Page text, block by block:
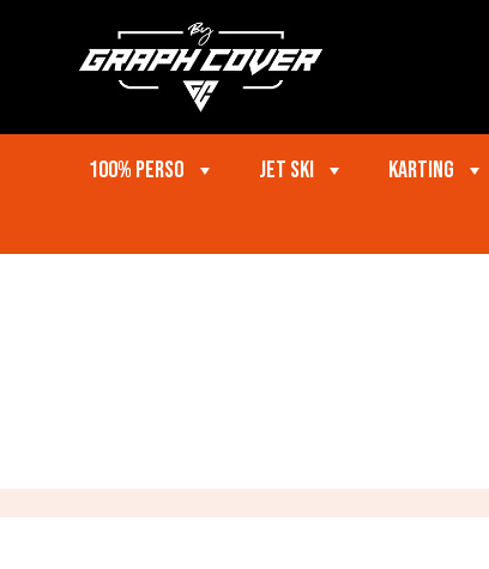
100% perso Jet ski Karting